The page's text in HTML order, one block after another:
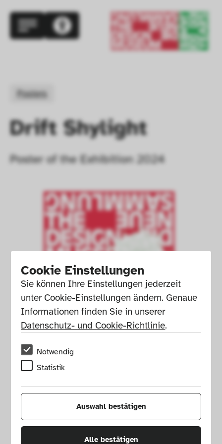
Cookie Einstellungen
Sie können Ihre Einstellungen jederzeit
unter Cookie-Einstellungen ändern. Genaue
Informationen finden Sie in unserer
Datenschutz- und Cookie-Richtlinie.
Notwendig
Statistik
Auswahl bestätigen
Alle bestätigen
Posters
Drift Shylight
Poster of the Exhibition 2024
Exhibition poster, Drift Shylight,
2024.
Graphic design: Stefan Mader ©
Die Neue Sammlung